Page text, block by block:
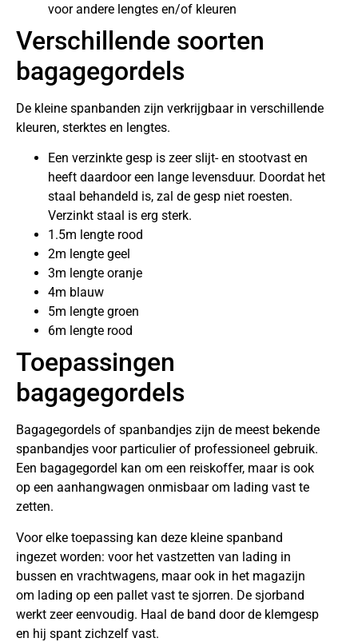
voor andere lengtes en/of kleuren
Verschillende soorten
bagagegordels
De kleine spanbanden zijn verkrijgbaar in verschillende
kleuren, sterktes en lengtes.
Een verzinkte gesp is zeer slijt- en stootvast en
heeft daardoor een lange levensduur. Doordat het
staal behandeld is, zal de gesp niet roesten.
Verzinkt staal is erg sterk.
1.5m lengte rood
2m lengte geel
3m lengte oranje
4m blauw
5m lengte groen
6m lengte rood
Toepassingen
bagagegordels
Bagagegordels of spanbandjes zijn de meest bekende
spanbandjes voor particulier of professioneel gebruik.
Een bagagegordel kan om een reiskoffer, maar is ook
op een aanhangwagen onmisbaar om lading vast te
zetten.
Voor elke toepassing kan deze kleine spanband
ingezet worden: voor het vastzetten van lading in
bussen en vrachtwagens, maar ook in het magazijn
om lading op een pallet vast te sjorren. De sjorband
werkt zeer eenvoudig. Haal de band door de klemgesp
en hij spant zichzelf vast.